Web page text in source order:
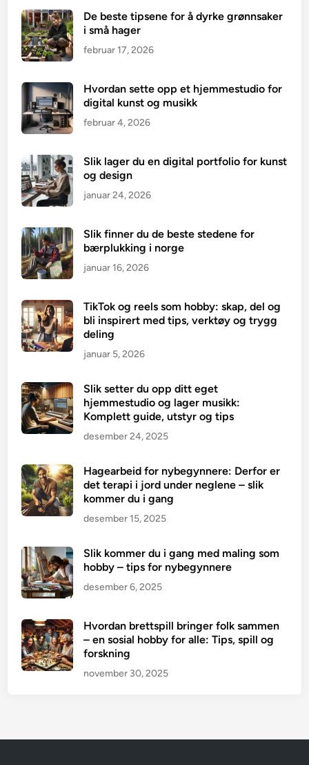
De beste tipsene for å dyrke grønnsaker
i små hager
februar 17, 2026
Hvordan sette opp et hjemmestudio for
digital kunst og musikk
februar 4, 2026
Slik lager du en digital portfolio for kunst
og design
januar 24, 2026
Slik finner du de beste stedene for
bærplukking i norge
januar 16, 2026
TikTok og reels som hobby: skap, del og
bli inspirert med tips, verktøy og trygg
deling
januar 5, 2026
Slik setter du opp ditt eget
hjemmestudio og lager musikk:
Komplett guide, utstyr og tips
desember 24, 2025
Hagearbeid for nybegynnere: Derfor er
det terapi i jord under neglene – slik
kommer du i gang
desember 15, 2025
Slik kommer du i gang med maling som
hobby – tips for nybegynnere
desember 6, 2025
Hvordan brettspill bringer folk sammen
– en sosial hobby for alle: Tips, spill og
forskning
november 30, 2025